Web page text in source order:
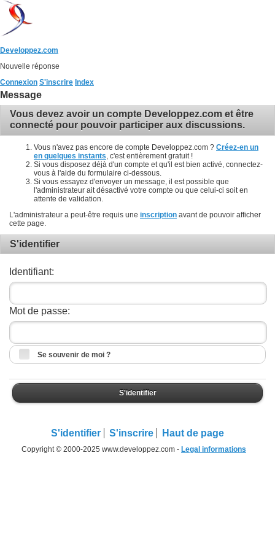
Developpez.com
Nouvelle réponse
Connexion S'inscrire Index
Message
Vous devez avoir un compte Developpez.com et être
connecté pour pouvoir participer aux discussions.
Vous n'avez pas encore de compte Developpez.com ? Créez-en un
en quelques instants , c'est entièrement gratuit !
Si vous disposez déjà d'un compte et qu'il est bien activé, connectez-
vous à l'aide du formulaire ci-dessous.
Si vous essayez d'envoyer un message, il est possible que
l'administrateur ait désactivé votre compte ou que celui-ci soit en
attente de validation.
L'administrateur a peut-être requis une inscription avant de pouvoir afficher
cette page.
S'identifier
Identifiant:
Mot de passe:
Se souvenir de moi ?
S'identifier
S'identifier S'inscrire Haut de page
Copyright © 2000-2025 www.developpez.com - Legal informations